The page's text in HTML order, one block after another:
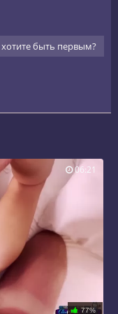
быть первым?
77%
06:21